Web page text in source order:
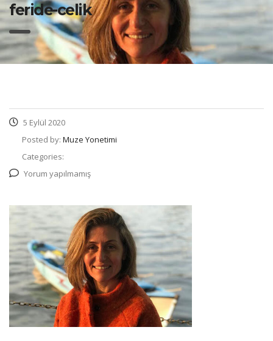
feride-celik
5 Eylül 2020
Posted by: Muze Yonetimi
Categories:
Yorum yapılmamış